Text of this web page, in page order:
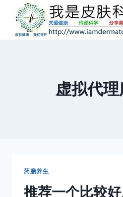
虚拟代
药膳养生
推荐一个比较